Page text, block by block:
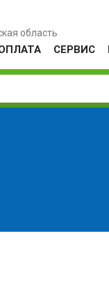
область
СЕРВИС